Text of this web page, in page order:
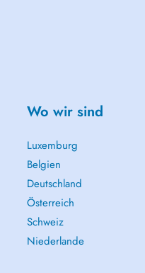
Wo wir sind
Luxemburg
Belgien
Deutschland
Österreich
Schweiz
Niederlande